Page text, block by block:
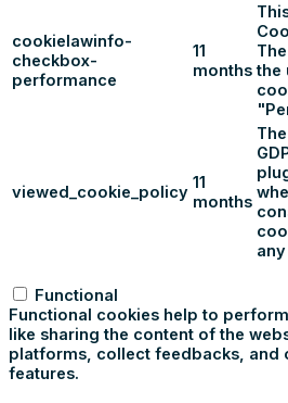
cookielawinfo-
checkbox-
performance
11
months the
viewed_cookie_policy 11
months
Functional
Functional cookies help to
like sharing the content of the
platforms, collect feedbacks, and
features.